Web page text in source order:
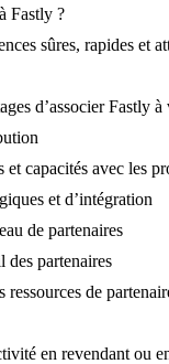
Fastly ?
sûres, rapides et
d’associer Fastly
capacités avec les
et d’intégration
de partenaires
des partenaires
ressources de
en revendant ou